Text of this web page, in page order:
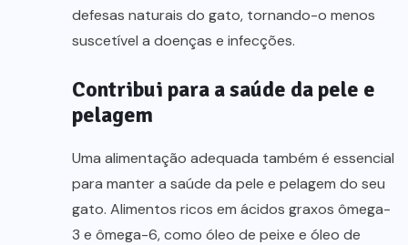
defesas naturais do gato, tornando-o menos
suscetível a doenças e infecções.
Contribui para a saúde da pele e
pelagem
Uma alimentação adequada também é essencial
para manter a saúde da pele e pelagem do seu
gato. Alimentos ricos em ácidos graxos ômega-
3 e ômega-6, como óleo de peixe e óleo de